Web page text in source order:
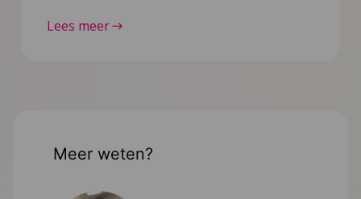
Lees meer
Meer weten?